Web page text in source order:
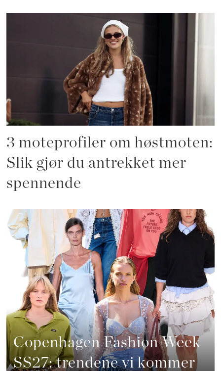
3 moteprofiler om høstmoten:
Slik gjør du antrekket mer
spennende
Copenhagen Fashion Week
SS27: trendene vi kommer